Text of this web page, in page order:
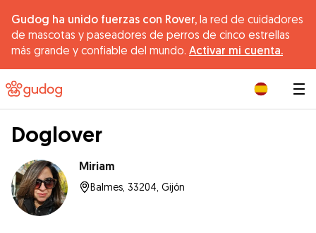
Gudog ha unido fuerzas con Rover, la red de cuidadores
de mascotas y paseadores de perros de cinco estrellas
más grande y confiable del mundo. Activar mi cuenta.
Doglover
Miriam
Balmes, 33204, Gijón